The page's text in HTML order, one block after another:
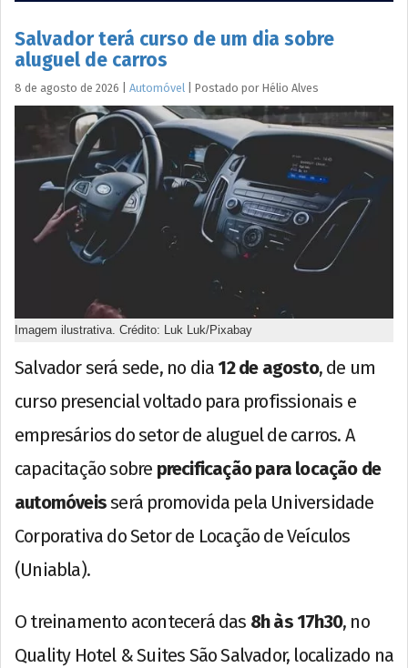
Salvador terá curso de um dia sobre
aluguel de carros
8 de agosto de 2026 Automóvel Postado por Hélio Alves
Imagem ilustrativa. Crédito: Luk Luk/Pixabay
Salvador será sede, no dia 12 de agosto, de um
curso presencial voltado para profissionais e
empresários do setor de aluguel de carros. A
capacitação sobre precificação para locação de
automóveisserá promovida pela Universidade
Corporativa do Setor de Locação de Veículos
(Uniabla).
O treinamento acontecerá das 8h às 17h30, no
Quality Hotel & Suites São Salvador, localizado na